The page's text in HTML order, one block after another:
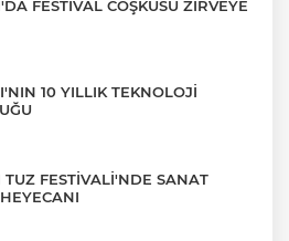
FESTİVAL COŞKUSU ZİRVEYE
10 YILLIK TEKNOLOJİ
TUZ FESTİVALİ'NDE SANAT